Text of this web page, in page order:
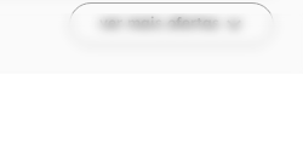
ver mais ofertas